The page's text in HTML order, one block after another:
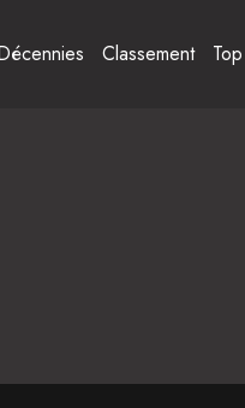
Classement Top